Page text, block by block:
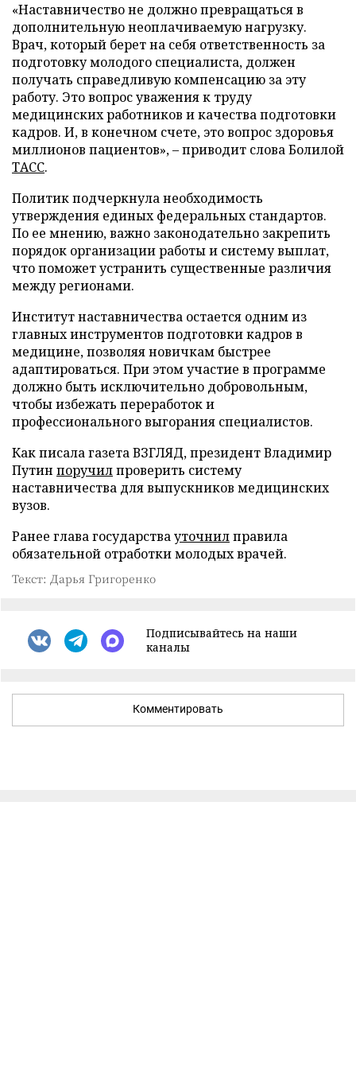
«Наставничество не должно превращаться в
дополнительную неоплачиваемую нагрузку.
Врач, который берет на себя ответственность за
подготовку молодого специалиста, должен
получать справедливую компенсацию за эту
работу. Это вопрос уважения к труду
медицинских работников и качества подготовки
кадров. И, в конечном счете, это вопрос здоровья
миллионов пациентов», – приводит слова Болилой
ТАСС.
Политик подчеркнула необходимость
утверждения единых федеральных стандартов.
По ее мнению, важно законодательно закрепить
порядок организации работы и систему выплат,
что поможет устранить существенные различия
между регионами.
Институт наставничества остается одним из
главных инструментов подготовки кадров в
медицине, позволяя новичкам быстрее
адаптироваться. При этом участие в программе
должно быть исключительно добровольным,
чтобы избежать переработок и
профессионального выгорания специалистов.
Как писала газета ВЗГЛЯД, президент Владимир
Путин поручилпроверить систему
наставничества для выпускников медицинских
вузов.
Ранее глава государствауточнилправила
обязательной отработки молодых врачей.
Текст: Дарья Григоренко
Подписывайтесь на наши
каналы
Комментировать